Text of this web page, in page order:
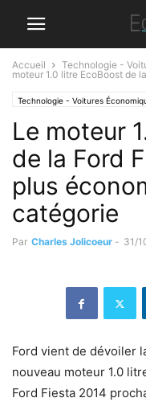
Accueil Technologie -
moteur 1.0 litre EcoBoost de
Technologie - Voitures
Le moteur
de la Ford
plus
catégorie
Par Charles Jolicoeur - 31/
Ford vient de dévoiler
nouveau moteur 1.0
Ford Fiesta 2014